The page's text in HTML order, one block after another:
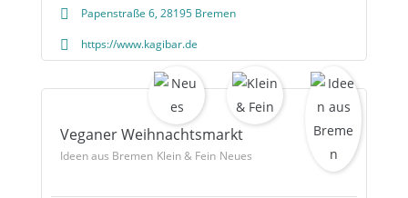
Papenstraße 6, 28195 Bremen
https://www.kagibar.de
Veganer Weihnachtsmarkt
Ideen aus Bremen Klein & Fein Neues